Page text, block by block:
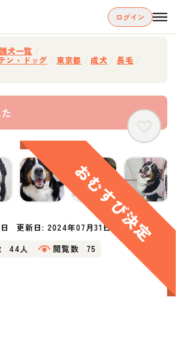
ログイン
犬一覧
ン・ドッグ 東京都 成犬 長毛
更新日: 2024年07月31日
44人 閲覧数 75